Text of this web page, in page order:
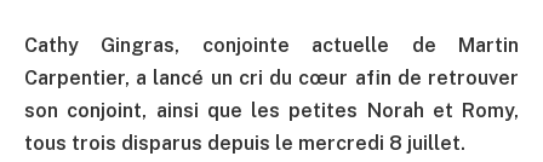
Cathy Gingras, conjointe actuelle de Martin
Carpentier, a lancé un cri du cœur afin de retrouver
son conjoint, ainsi que les petites Norah et Romy,
tous trois disparus depuis le mercredi 8 juillet.